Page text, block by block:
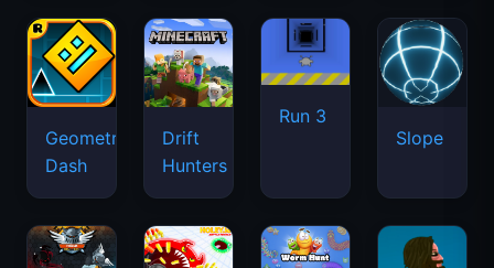
Geometry
Dash
Drift
Hunters
Run 3
Slope